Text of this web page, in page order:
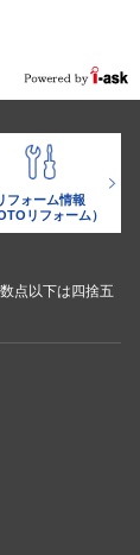
フォーム情報
リフォーム）
点以下は四捨五